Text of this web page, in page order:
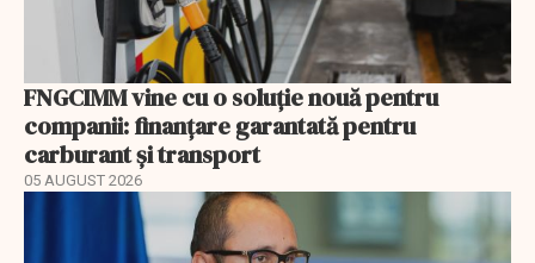
FNGCIMM vine cu o soluție nouă pentru
companii: finanțare garantată pentru
carburant și transport
05 AUGUST 2026